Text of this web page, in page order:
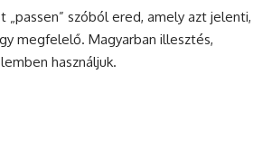
„passen” szóból ered, amely azt jelenti,
megfelelő. Magyarban illesztés,
használjuk.